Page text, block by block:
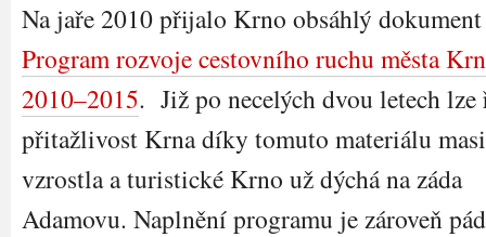
Na jaře 2010 přijalo Krno obsáhlý dokument
Program rozvoje cestovního ruchu města
2010–2015. Již po necelých dvou letech lze
přitažlivost Krna díky tomuto materiálu
vzrostla a turistické Krno už dýchá na záda
Adamovu. Naplnění programu je zároveň